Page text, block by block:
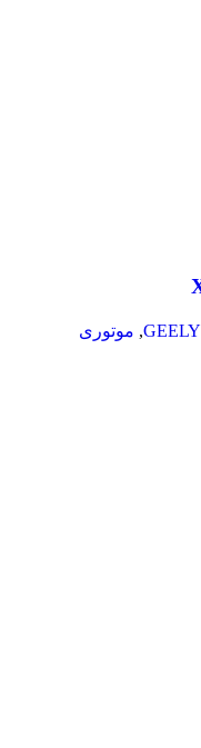
, موتوری